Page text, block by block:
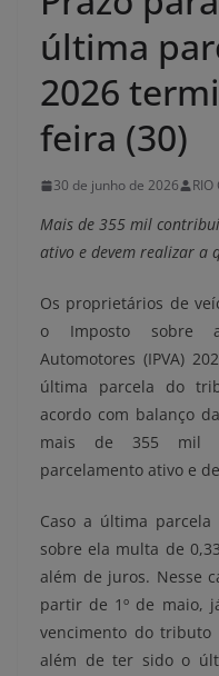
última
2026
feira (30)
30 de junho de 2026 RIO
Mais de 355 mil
ativo e devem realizar a
Os proprietários de
o Imposto sobre
Automotores (IPVA)
última parcela do
acordo com balanço
mais de 355 mil
parcelamento ativo e
Caso a última
sobre ela multa de
além de juros. Nesse
partir de 1º de maio,
vencimento do tributo
além de ter sido o